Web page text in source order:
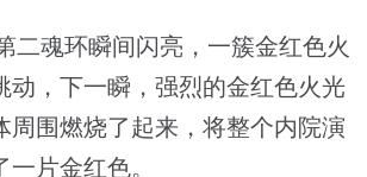
魂环瞬间闪亮，一簇金红色火
动，下一瞬，强烈的金红色火光
周围燃烧了起来，将整个内院演
片金红色。